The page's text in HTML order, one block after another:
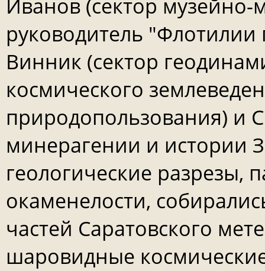
Иванов (сектор
руководитель
Винник (сектор
космического
природопользования) и
минерагении и истории
геологические разрезы,
окаменелости,
частей Саратовского
шаровидные